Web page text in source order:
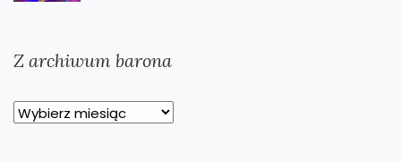
Z archiwum barona
Z